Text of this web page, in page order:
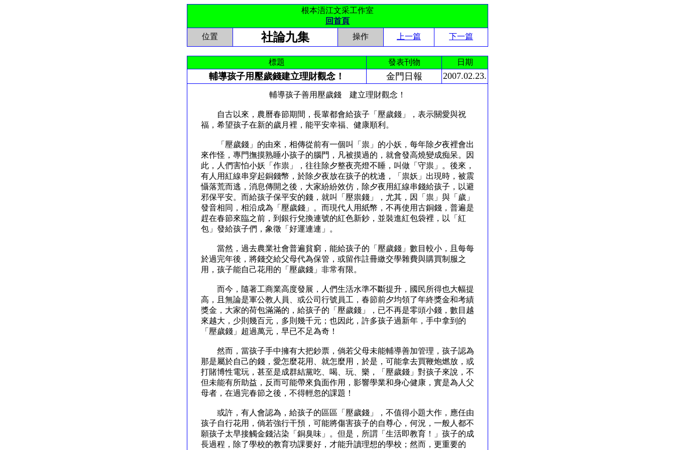
根本浯江文采工作室
回首頁
位置
社論九集 操作 上一篇 下一篇
標題 發表刊物 日期
輔導孩子用壓歲錢建立理財觀念！ 金門日報 2007.02.23.
輔導孩子善用壓歲錢 建立理財觀念！
自古以來，農曆春節期間，長輩都會給孩子「壓歲錢」，表示關愛與祝
福，希望孩子在新的歲月裡，能平安幸福、健康順利。
「壓歲錢」的由來，相傳從前有一個叫「祟」的小妖，每年除夕夜裡會出
來作怪，專門撫摸熟睡小孩子的腦門，凡被摸過的，就會發高燒變成痴呆。因
此，人們害怕小妖「作祟」，往往除夕整夜亮燈不睡，叫做「守祟」。後來，
有人用紅線串穿起銅錢幣，於除夕夜放在孩子的枕邊，「祟妖」出現時，被震
懾落荒而逃，消息傳開之後，大家紛紛效仿，除夕夜用紅線串錢給孩子，以避
邪保平安。而給孩子保平安的錢，就叫「壓祟錢」，尤其，因「祟」與「歲」
發音相同，相沿成為「壓歲錢」。而現代人用紙幣，不再使用古銅錢，普遍是
趕在春節來臨之前，到銀行兌換連號的紅色新鈔，並裝進紅包袋裡，以「紅
包」發給孩子們，象徵「好運連連」。
當然，過去農業社會普遍貧窮，能給孩子的「壓歲錢」數目較小，且每每
於過完年後，將錢交給父母代為保管，或留作註冊繳交學雜費與購買制服之
用，孩子能自己花用的「壓歲錢」非常有限。
而今，隨著工商業高度發展，人們生活水準不斷提升，國民所得也大幅提
高，且無論是軍公教人員、或公司行號員工，春節前夕均領了年終獎金和考績
獎金，大家的荷包滿滿的，給孩子的「壓歲錢」，已不再是零頭小錢，數目越
來越大，少則幾百元，多則幾千元；也因此，許多孩子過新年，手中拿到的
「壓歲錢」超過萬元，早已不足為奇！
然而，當孩子手中擁有大把鈔票，倘若父母未能輔導善加管理，孩子認為
那是屬於自己的錢，愛怎麼花用、就怎麼用，於是，可能拿去買鞭炮燃放，或
打賭博性電玩，甚至是成群結黨吃、喝、玩、樂，「壓歲錢」對孩子來說，不
但未能有所助益，反而可能帶來負面作用，影響學業和身心健康，實是為人父
母者，在過完春節之後，不得輕忽的課題！
或許，有人會認為，給孩子的區區「壓歲錢」，不值得小題大作，應任由
孩子自行花用，倘若強行干預，可能將傷害孩子的自尊心，何況，一般人都不
願孩子太早接觸金錢沾染「銅臭味」。但是，所謂「生活即教育！」孩子的成
長過程，除了學校的教育功課要好，才能升讀理想的學校；然而，更重要的